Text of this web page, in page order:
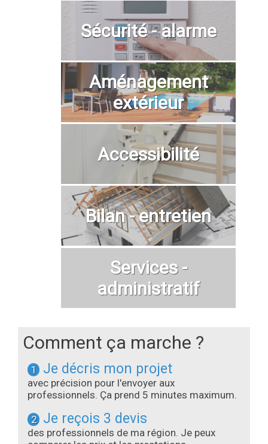
Sécurité - alarme
Aménagement
extérieur
Accessibilité
Bilan - entretien
Services -
administratif
Comment ça marche ?
1 Je décris mon projet
avec précision pour l'envoyer aux
professionnels. Ça prend 5 minutes maximum.
2 Je reçois 3 devis
des professionnels de ma région. Je peux